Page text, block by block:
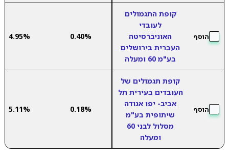
הוסף
קופת התגמולים
לעובדי
האוניברסיטה
העברית בירושלים
בע"מ 60 ומעלה
0.40%
4.95%
הוסף
קופת תגמולים של
העובדים בעירית תל
אביב- יפו אגודה
שיתופית בע"מ
מסלול לבני 60
ומעלה
0.18%
5.11%